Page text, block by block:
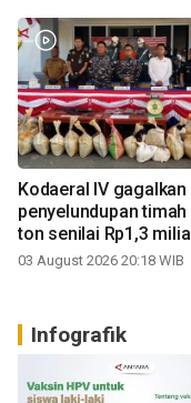
Kodaeral IV gagalkan
penyelundupan timah
ton senilai Rp1,3
03 August 2026 20:18 WIB
Infografik